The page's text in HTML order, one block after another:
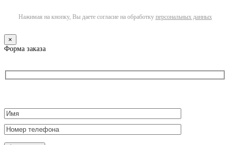
Нажимая на кнопку, Вы даете согласие на обработку персональных данных
×
Форма заказа